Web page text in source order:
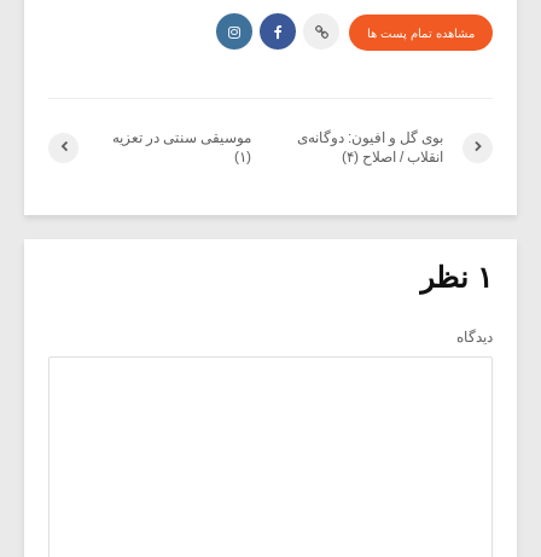
مشاهده تمام پست ها
موسیقی سنتی در تعزیه
(۱)
بوی گل و افیون: دوگانه‌ی
انقلاب / اصلاح (۴)
۱ نظر
دیدگاه